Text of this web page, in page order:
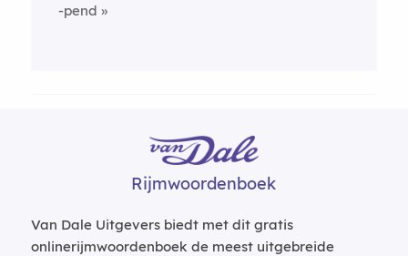
-pend
Rijmwoordenboek
Van Dale Uitgevers biedt met dit gratis
onlinerijmwoordenboek de meest uitgebreide